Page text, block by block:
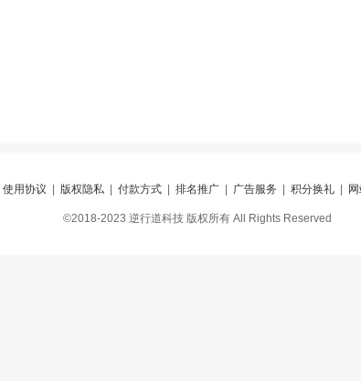
使用协议 版权隐私 付款方式 排名推广 广告服务 积分换礼
©2018-2023 逆行道科技 版权所有 All Rights Reserved